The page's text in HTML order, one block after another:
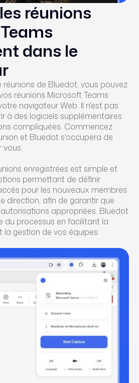
réunions
dans le
réunions de Bluedot, vous pouvez
réunions Microsoft Teams
navigateur Web. Il n'est pas
à des logiciels supplémentaires
compliquées. Commencez
et Bluedot s'occupera de
vous.
enregistrées est simple et
permettant de définir
pour les nouveaux membres
direction, afin de garantir que
appropriées. Bluedot
du processus en facilitant la
la gestion de vos équipes